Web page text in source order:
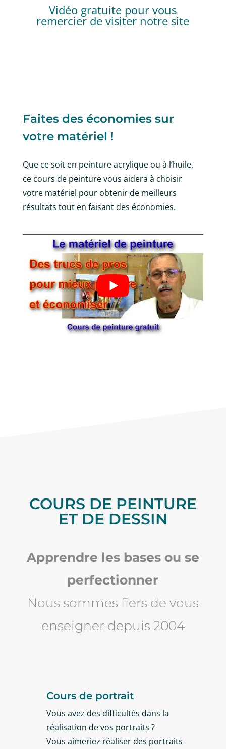
Vidéo gratuite pour vous
remercier de visiter notre site
Faites des économies sur
votre matériel !
Que ce soit en peinture acrylique ou à l’huile,
ce cours de peinture vous aidera à choisir
votre matériel pour obtenir de meilleurs
résultats tout en faisant des économies.
COURS DE PEINTURE
ET DE DESSIN
Apprendre les bases ou se
perfectionner
Nous sommes fiers de vous
enseigner depuis 2004
Cours de portrait
Vous avez des difficultés dans la
réalisation de vos portraits ?
Vous aimeriez réaliser des portraits